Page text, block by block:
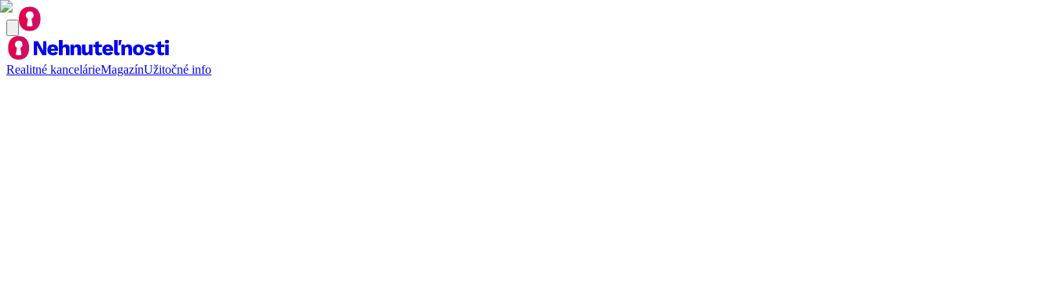
Realitné kancelárieMagazínUžitočné info